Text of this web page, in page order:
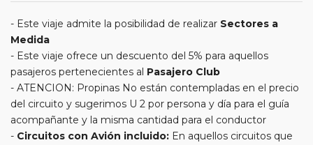
Este viaje admite la posibilidad de realizar Sectores a
Medida
Este viaje ofrece un descuento del 5% para aquellos
pasajeros pertenecientes al Pasajero Club
ATENCION: Propinas No están contempladas en el precio
del circuito y sugerimos U 2 por persona y día para el guía
acompañante y la misma cantidad para el conductor
Circuitos con Avión incluido: En aquellos circuitos que